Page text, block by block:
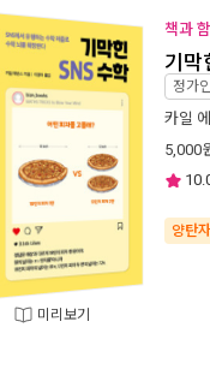
미리보기
책과
기막
정가
카일
5,000
양탄